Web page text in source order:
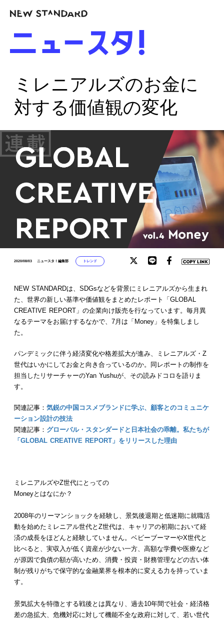
ミレニアルズのお金に
対する価値観の変化
2020/08/03 ニュースタ！編集部 トレンド
NEW STANDARDは、SDGsなどを背景にミレニアルズから生まれ
た、世界の新しい基準や価値観をまとめたレポート「GLOBAL
CREATIVE REPORT」の企業向け販売を行なっています。毎月異
なるテーマをお届けするなかで、7月は「Money」を特集しまし
た。
パンデミックに伴う経済変化や格差拡大が進み、ミレニアルズ・Z
世代はいかにしてお金と向き合っているのか。同レポートの制作を
担当したリサーチャーのYan Yushuが、その読みドコロを語りま
す。
関連記事： 気鋭の中国コスメブランドに学ぶ、顧客とのコミュニケ
ーション設計の技法
関連記事： グローバル・スタンダードと日本社会の乖離。私たちが
「GLOBAL CREATIVE REPORT」をリリースした理由
ミレニアルズやZ世代にとっての
Moneyとはなにか？
2008年のリーマンショックを経験し、景気後退期と低迷期に就職活
動を始めたミレニアル世代とZ世代は、キャリアの初期において経
済の成長をほどんと経験していません。ベビーブーマーやX世代と
比べると、実収入が低く資産が少ない一方、高額な学費や医療など
が原因で負債の額が高いため、消費・投資・財務管理などの古い体
制が残りがちで保守的な金融業界を根本的に変える力を持っていま
す。
景気拡大を特徴とする戦後とは異なり、過去10年間で社会・経済格
差の急拡大、危機対応に対して機能不全な政府に対して、若い世代